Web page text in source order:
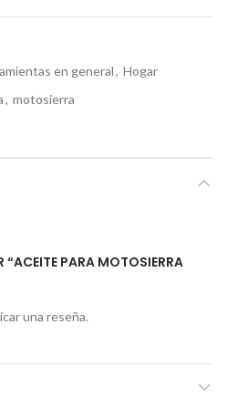
en general, Hogar
, motosierra
“ACEITE PARA MOTOSIERRA
una reseña.